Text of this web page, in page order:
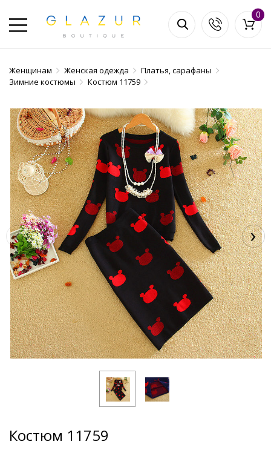
0
Женщинам Женская одежда
Платья, сарафаны
Зимние костюмы
Костюм 11759
‹ ›
Костюм 11759